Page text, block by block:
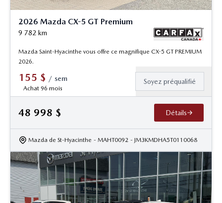
2026 Mazda CX-5 GT Premium
9 782 km
Mazda Saint-Hyacinthe vous offre ce magnifique CX-5 GT PREMIUM
2026.
155 $ / sem
Achat 96 mois
Soyez préqualifié
48 998 $ Détails
Mazda de St-Hyacinthe - MAHT0092 - JM3KMDHA5T0110068